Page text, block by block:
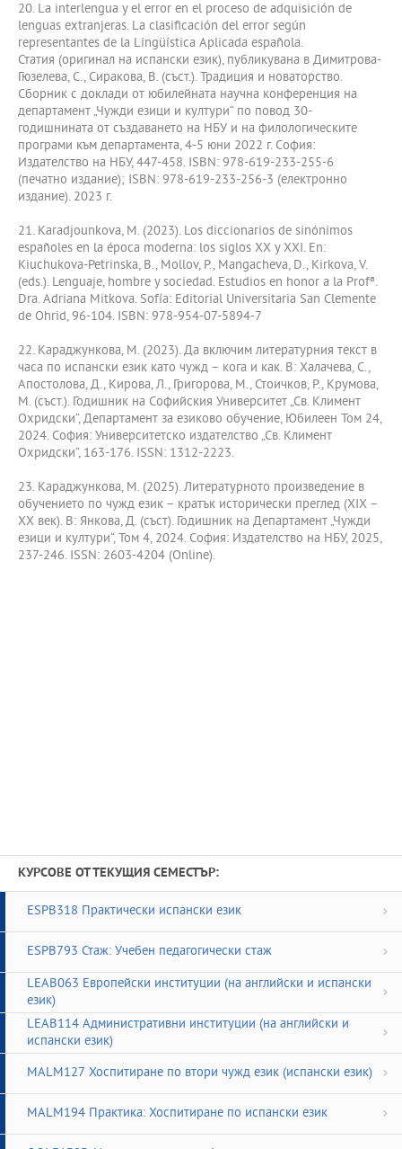
20. La interlengua y el error en el proceso de adquisición de
lenguas extranjeras. La clasificación del error según
representantes de la Lingüística Aplicada española.
Статия (оригинал на испански език), публикувана в Димитрова-
Гюзелева, С., Сиракова, В. (съст.). Традиция и новаторство.
Сборник с доклади от юбилейната научна конференция на
департамент „Чужди езици и култури“ по повод 30-
годишнината от създаването на НБУ и на филологическите
програми към департамента, 4-5 юни 2022 г. София:
Издателство на НБУ, 447-458. ISBN: 978-619-233-255-6
(печатно издание); ISBN: 978-619-233-256-3 (електронно
издание). 2023 г.
21. Karadjounkova, M. (2023). Los diccionarios de sinónimos
españoles en la época moderna: los siglos XX y XXI. En:
Kiuchukova-Petrinska, B., Mollov, P., Mangacheva, D., Kirkova, V.
(eds.). Lenguaje, hombre y sociedad. Estudios en honor a la Profª.
Dra. Adriana Mitkova. Sofía: Editorial Universitaria San Clemente
de Ohrid, 96-104. ISBN: 978-954-07-5894-7
22. Караджункова, М. (2023). Да включим литературния текст в
часа по испански език като чужд – кога и как. В: Халачева, С.,
Апостолова, Д., Кирова, Л., Григорова, М., Стоичков, Р., Крумова,
М. (съст.). Годишник на Софийския Университет „Св. Климент
Охридски“, Департамент за езиково обучение, Юбилеен Том 24,
2024. София: Университетско издателство „Св. Климент
Охридски“, 163-176. ISSN: 1312-2223.
23. Караджункова, М. (2025). Литературното произведение в
обучението по чужд език – кратък исторически преглед (XIX –
XX век). В: Янкова, Д. (съст). Годишник на Департамент „Чужди
езици и култури“, Том 4, 2024. София: Издателство на НБУ, 2025,
237-246. ISSN: 2603-4204 (Online).
КУРСОВЕ ОТ ТЕКУЩИЯ СЕМЕСТЪР:
ESPB318 Практически испански език
ESPB793 Стаж: Учебен педагогически стаж
LEAB063 Европейски институции (на английски и испански
език)
LEAB114 Административни институции (на английски и
испански език)
MALM127 Хоспитиране по втори чужд език (испански език)
MALM194 Практика: Хоспитиране по испански език